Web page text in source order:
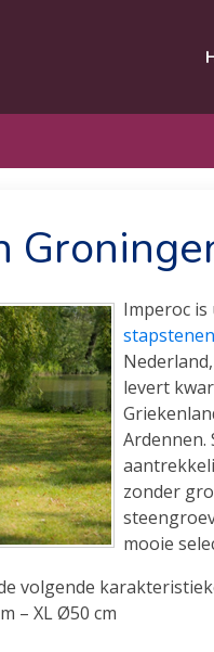
Imperoc
stapstenen
levert
Ardennen.
zonder
mooie
volgende
– XL Ø50 cm